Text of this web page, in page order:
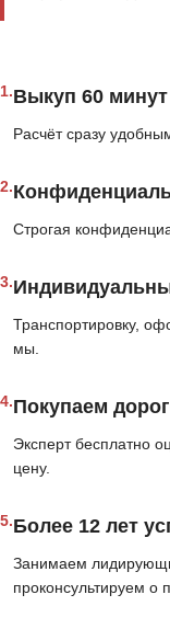
1.Выкуп 60 минут
Расчёт сразу
2.
Строгая
3.
Транспортировку,
мы.
4.Покупаем
Эксперт бесплатно
цену.
5.Более 12 лет
Занимаем
проконсультируем о